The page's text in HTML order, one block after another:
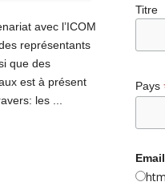
avec l’ICOM
représentants
que des
est à présent
les ...
Titre
Pays